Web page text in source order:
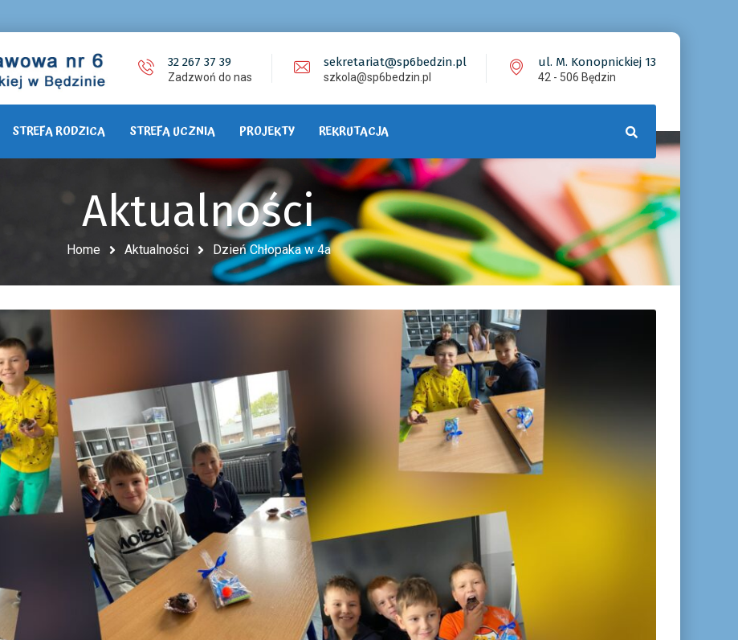
32 267 37 39
Zadzwoń do nas
sekretariat@sp6bedzin.pl
szkola@sp6bedzin.pl
ul. M. Konopnickiej 13
42 - 506 Będzin
STREFA RODZICA STREFA UCZNIA PROJEKTY REKRUTACJA
Aktualności
Home Aktualności Dzień Chłopaka w 4a